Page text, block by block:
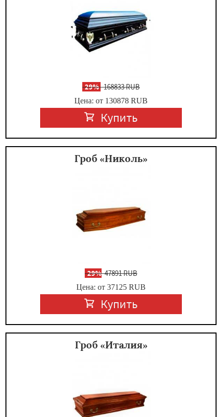
-29%168833 RUB
Цена: от 130878 RUB
Купить
Гроб «Николь»
-29%47891 RUB
Цена: от 37125 RUB
Купить
Гроб «Италия»